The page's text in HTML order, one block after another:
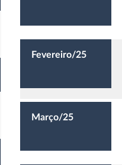
Fevereiro/25
Março/25